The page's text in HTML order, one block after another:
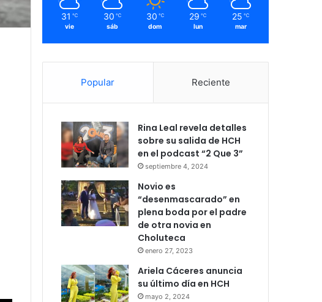
31 ℃
vie
30 ℃
sáb
30 ℃
dom
29 ℃
lun
25 ℃
mar
Popular Reciente
Rina Leal revela detalles
sobre su salida de HCH
en el podcast “2 Que 3”
septiembre 4, 2024
Novio es
“desenmascarado” en
plena boda por el padre
de otra novia en
Choluteca
enero 27, 2023
Ariela Cáceres anuncia
su último día en HCH
mayo 2, 2024